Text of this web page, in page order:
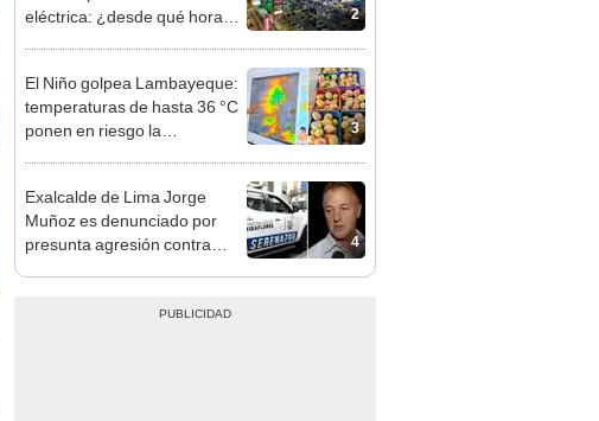
2
eléctrica: ¿desde qué hora
3
El Niño golpea Lambayeque:
temperaturas de hasta 36 °C
ponen en riesgo la
4
Exalcalde de Lima Jorge
Muñoz es denunciado por
presunta agresión contra